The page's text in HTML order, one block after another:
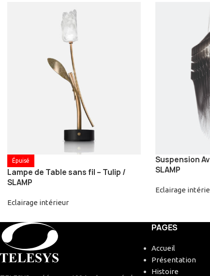
Épuisé
Lampe de Table sans fil – Tulip /
SLAMP
Eclairage intérieur
Suspension
SLAMP
Eclairage
PAGES
Accueil
Présentation
Histoire